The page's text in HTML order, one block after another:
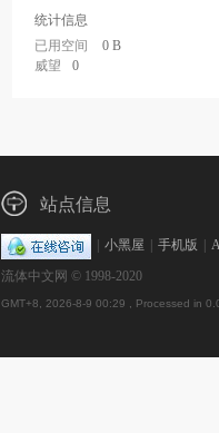
统计信息
已用空间
0 B
威望
0
站点信息
小黑屋 手机版
流体中文网 © 1998-2020
GMT+8, 2026-8-9 00:29 , Processed in